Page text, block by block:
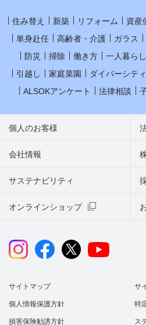
住み替え 新築 リフォーム 資産
単身赴任
高齢者・介護 ガラス
防災
掃除 働き方 一人暮らし
引越し
家庭菜園 ダイバーシティ
ALSOKアンケート
法律相談
個人のお客様
会社情報
サステナビリティ
オンラインショップ
サイトマップ サ
個人情報保護方針 特
損害保険勧誘方針 ス